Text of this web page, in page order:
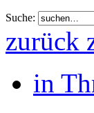
Suche:
zurück
in